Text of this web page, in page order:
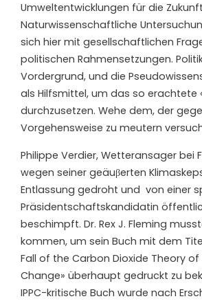
Umweltentwicklungen für die
Naturwissenschaftliche
sich hier mit gesellschaftlichen
politischen Rahmensetzungen.
Vordergrund, und die
als Hilfsmittel, um das so erachtete
durchzusetzen. Wehe dem, der
Vorgehensweise zu meutern
Philippe Verdier, Wetteransager bei
wegen seiner geäuβerten
Entlassung gedroht und von einer
Präsidentschaftskandidatin
beschimpft. Dr. Rex J. Fleming
kommen, um sein Buch mit dem
Fall of the Carbon Dioxide Theory
Change» überhaupt gedruckt zu
IPPC-kritische Buch wurde nach